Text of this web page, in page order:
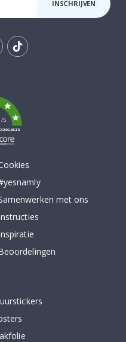
INSCHRIJVEN
/5
met ons